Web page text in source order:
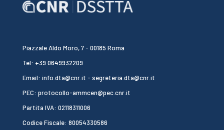
Piazzale Aldo Moro, 7 - 00185 Roma
Tel: +39 0649932209
Email: info.dta@cnr.it - segreteria.dta@cnr.it
PEC: protocollo-ammcen@pec.cnr.it
Partita IVA: 02118311006
Codice Fiscale: 80054330586